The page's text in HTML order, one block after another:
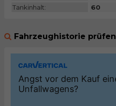
Tankinhalt:
60
Fahrzeughistorie prüfen